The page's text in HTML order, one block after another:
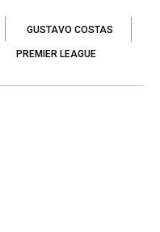
GUSTAVO COSTAS
PREMIER LEAGUE